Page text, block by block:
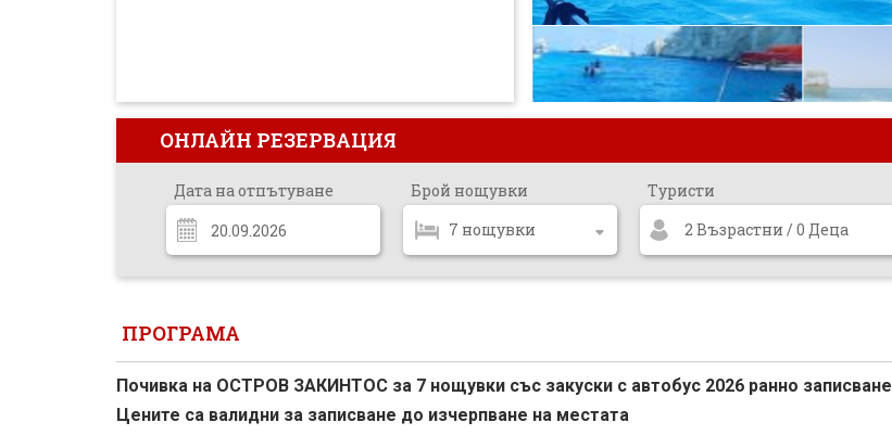
ОНЛАЙН РЕЗЕРВАЦИЯ
Дата на отпътуване Брой нощувки
Туристи
2 Възрастни / 0 Деца
ПРОГРАМА
Почивка на ОСТРОВ ЗАКИНТОС за 7 нощувки със закуски с автобус 2026 ранно записване
Цените са валидни за записване до изчерпване на местата